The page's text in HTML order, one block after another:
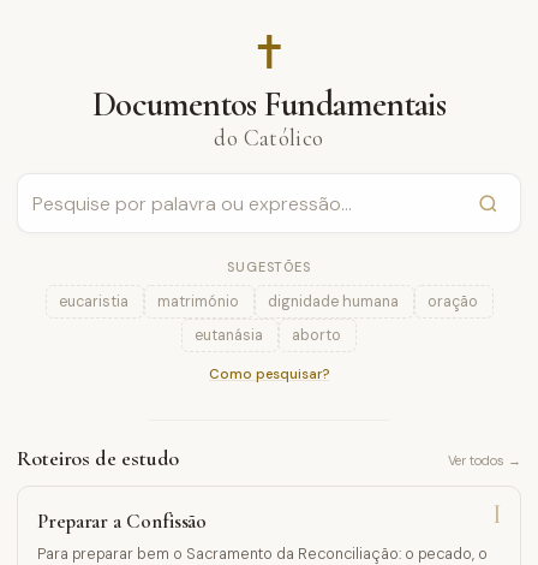
✝︎
Documentos Fundamentais
do Católico
SUGESTÕES
eucaristia matrimónio dignidade humana
oração
eutanásia
aborto
Como pesquisar?
Roteiros de estudo Ver todos →
I
Preparar a Confissão
Para preparar bem o Sacramento da Reconciliação: o pecado, o